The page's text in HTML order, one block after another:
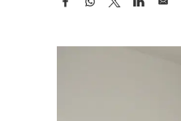
e
t
w
t
k
i